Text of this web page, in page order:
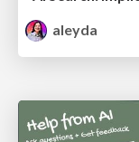
aleyda